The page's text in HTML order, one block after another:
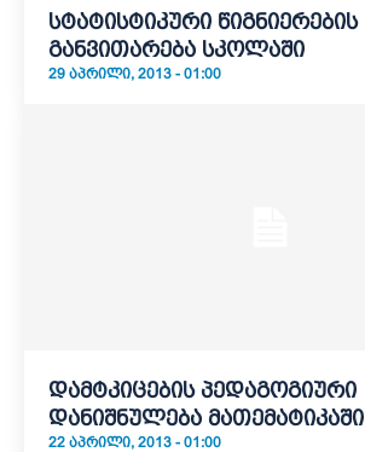
სტატისტიკური წიგნიერების
განვითარება სკოლაში
29 ᲐᲞᲠᲘᲚᲘ, 2013 - 01:00
დამტკიცების პედაგოგიური
დანიშნულება მათემატიკაში
22 ᲐᲞᲠᲘᲚᲘ, 2013 - 01:00